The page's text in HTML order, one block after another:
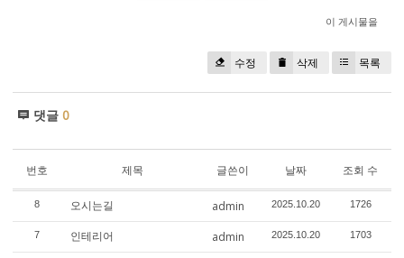
이 게시물을
수정 삭제 목록
댓글 0
번호 제목 글쓴이 날짜 조회 수
8 오시는길 admin 2025.10.20 1726
7 인테리어 admin 2025.10.20 1703